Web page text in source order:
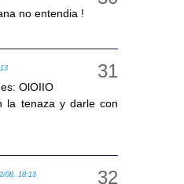
no entendia !
OlOIIO
la tenaza y darle con
08, 18:13